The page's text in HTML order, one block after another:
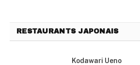
RESTAURANTS JAPONAIS
Kodawari Ueno